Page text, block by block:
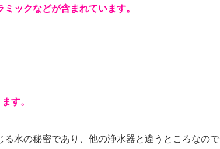
ックなどが含まれています。
す。
水の秘密であり、他の浄水器と違うところなので